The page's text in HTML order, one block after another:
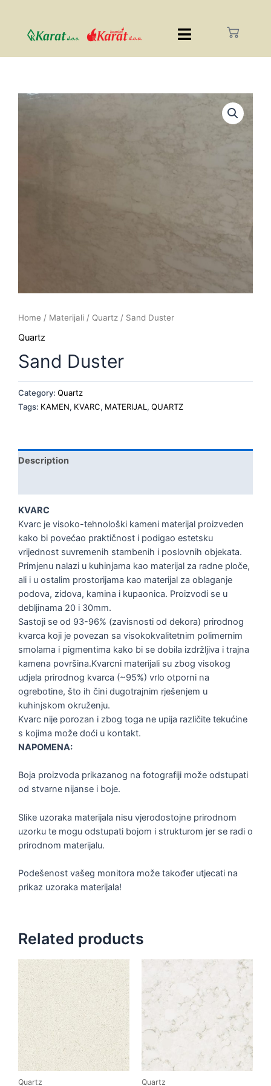
Home / Materijali / Quartz / Sand Duster
Quartz
Sand Duster
Category: Quartz
Tags: KAMEN, KVARC, MATERIJAL , QUARTZ
Description
KVARC
Kvarc je visoko-tehnološki kameni materijal proizveden
kako bi povećao praktičnost i podigao estetsku
vrijednost suvremenih stambenih i poslovnih objekata.
Primjenu nalazi u kuhinjama kao materijal za radne ploče,
ali i u ostalim prostorijama kao materijal za oblaganje
podova, zidova, kamina i kupaonica. Proizvodi se u
debljinama 20 i 30mm.
Sastoji se od 93-96% (zavisnosti od dekora) prirodnog
kvarca koji je povezan sa visokokvalitetnim polimernim
smolama i pigmentima kako bi se dobila izdržljiva i trajna
kamena površina.Kvarcni materijali su zbog visokog
udjela prirodnog kvarca (~95%) vrlo otporni na
ogrebotine, što ih čini dugotrajnim rješenjem u
kuhinjskom okruženju.
Kvarc nije porozan i zbog toga ne upija različite tekućine
s kojima može doći u kontakt.
NAPOMENA:
Boja proizvoda prikazanog na fotografiji može odstupati
od stvarne nijanse i boje.
Slike uzoraka materijala nisu vjerodostojne prirodnom
uzorku te mogu odstupati bojom i strukturom jer se radi o
prirodnom materijalu.
Podešenost vašeg monitora može također utjecati na
prikaz uzoraka materijala!
Related products
Quartz Quartz